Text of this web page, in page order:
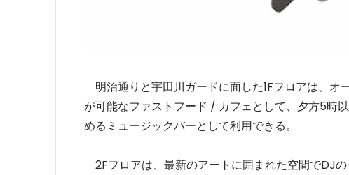
明治通りと宇田川ガードに面した1Fフロアは、
が可能なファストフード / カフェとして、夕方5時
めるミュージックバーとして利用できる。
2Fフロアは、最新のアートに囲まれた空間でDJ